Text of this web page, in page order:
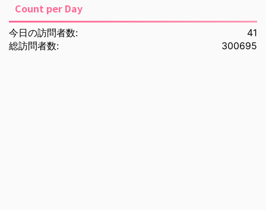
Count per Day
41
今日の訪問者数:
300695
総訪問者数: